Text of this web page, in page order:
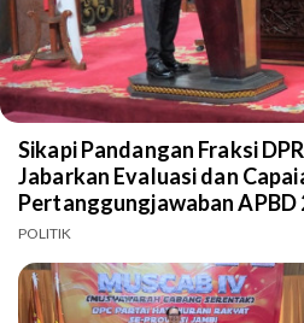
Sikapi Pandangan Fraksi
Jabarkan Evaluasi dan
Pertanggungjawaban APBD
POLITIK